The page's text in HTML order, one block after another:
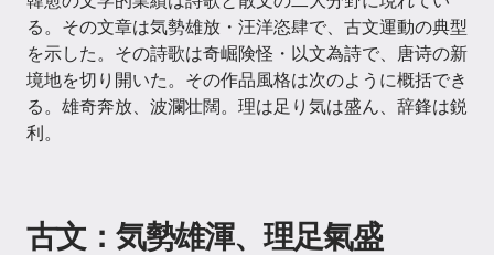
る。その文章は気勢雄放・汪洋恣肆で、古文運動の典型
を示した。その詩歌は奇崛険怪・以文為詩で、唐诗の新
境地を切り開いた。その作品風格は次のように概括でき
る。雄奇奔放、波瀾壮闊。理は足り気は盛ん、辞鋒は鋭
利。
古文：気勢雄渾、理足氣盛